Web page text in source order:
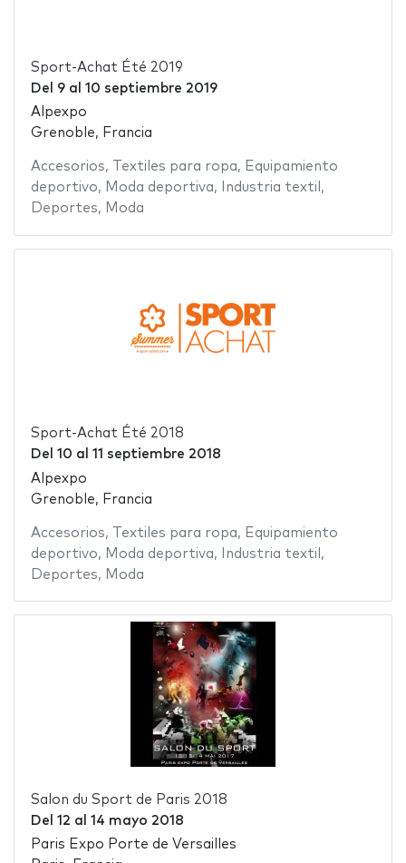
Sport-Achat Été 2019
Del 9al 10 septiembre 2019
Alpexpo
Grenoble, Francia
Accesorios, Textiles para ropa, Equipamiento
deportivo, Moda deportiva, Industria textil ,
Deportes, Moda
Sport-Achat Été 2018
Del 10 al 11 septiembre 2018
Alpexpo
Grenoble, Francia
Accesorios, Textiles para ropa, Equipamiento
deportivo, Moda deportiva, Industria textil ,
Deportes, Moda
Salon du Sport de Paris 2018
Del 12 al 14 mayo 2018
Paris Expo Porte de Versailles